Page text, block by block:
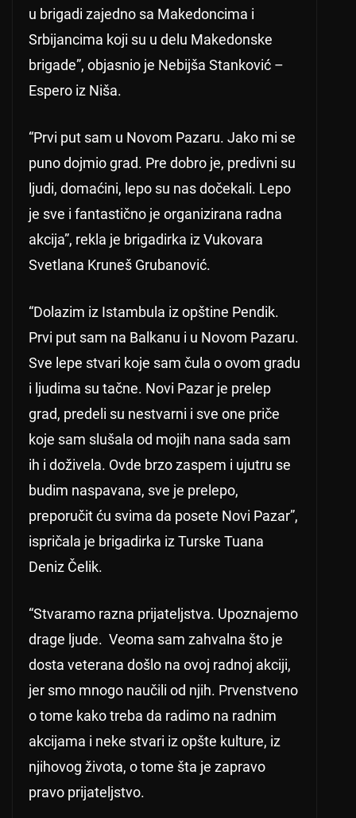
u brigadi zajedno sa Makedoncima i
Srbijancima koji su u delu Makedonske
brigade”, objasnio je Nebijša Stanković –
Espero iz Niša.
“Prvi put sam u Novom Pazaru. Jako mi se
puno dojmio grad. Pre dobro je, predivni su
ljudi, domaćini, lepo su nas dočekali. Lepo
je sve i fantastično je organizirana radna
akcija”, rekla je brigadirka iz Vukovara
Svetlana Kruneš Grubanović.
“Dolazim iz Istambula iz opštine Pendik.
Prvi put sam na Balkanu i u Novom Pazaru.
Sve lepe stvari koje sam čula o ovom gradu
i ljudima su tačne. Novi Pazar je prelep
grad, predeli su nestvarni i sve one priče
koje sam slušala od mojih nana sada sam
ih i doživela. Ovde brzo zaspem i ujutru se
budim naspavana, sve je prelepo,
preporučit ću svima da posete Novi Pazar”,
ispričala je brigadirka iz Turske Tuana
Deniz Čelik.
“Stvaramo razna prijateljstva. Upoznajemo
drage ljude. Veoma sam zahvalna što je
dosta veterana došlo na ovoj radnoj akciji,
jer smo mnogo naučili od njih. Prvenstveno
o tome kako treba da radimo na radnim
akcijama i neke stvari iz opšte kulture, iz
njihovog života, o tome šta je zapravo
pravo prijateljstvo.